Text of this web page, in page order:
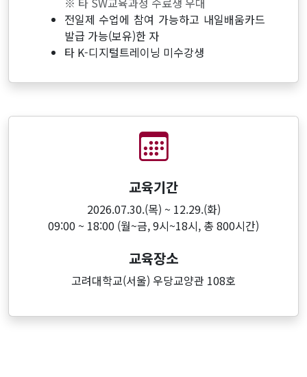
전일제 수업에 참여 가능하고 내일배움카드
발급 가능(보유)한 자
타 K-디지털트레이닝 미수강생
교육기간
2026.07.30.(목) ~ 12.29.(화)
09:00 ~ 18:00 (월~금, 9시~18시, 총 800시간)
교육장소
고려대학교(서울) 우당교양관 108호